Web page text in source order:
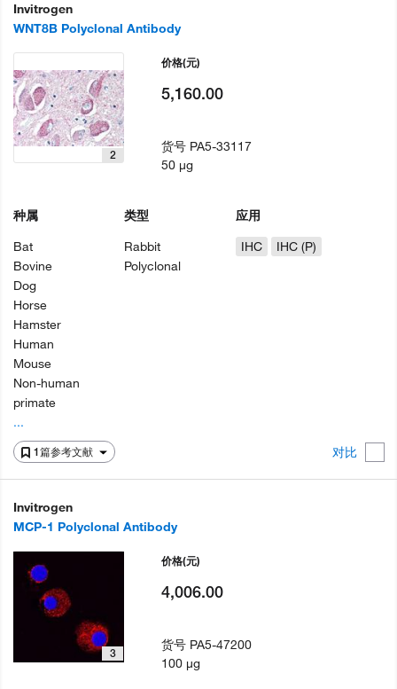
Invitrogen
WNT8B Polyclonal Antibody
1篇参考文献 对比
2
种属
Bat
Bovine
Dog
Horse
Hamster
Human
Mouse
Non-human
primate
...
类型
Rabbit
Polyclonal
应用
IHC
IHC (P)
价格(元)
5,160.00
货号 PA5-33117
50 µg
Invitrogen
MCP-1 Polyclonal Antibody
3
价格(元)
4,006.00
货号 PA5-47200
100 µg